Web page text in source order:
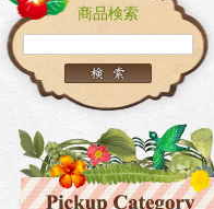
商品検索